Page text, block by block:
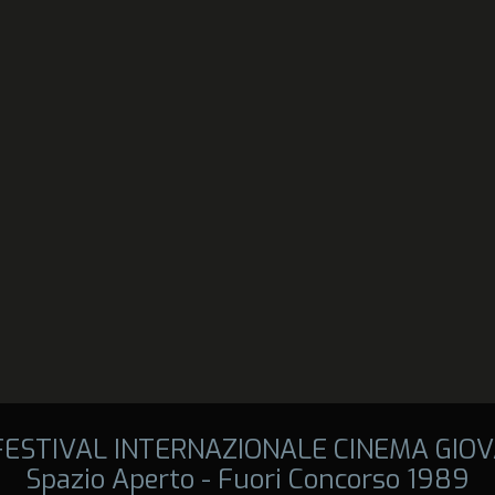
INTERNAZIONALE CINEMA
Spazio Aperto - Fuori Concorso 1989